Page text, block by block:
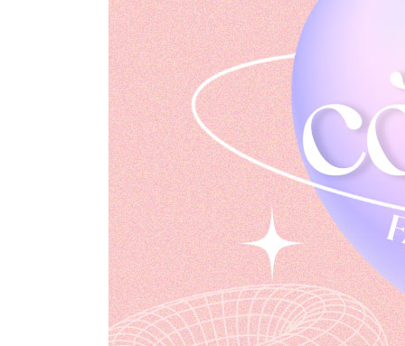
사
장바구니에 상품이
다른 고객들이 구매
쥬시꾸띄르, 이 상품